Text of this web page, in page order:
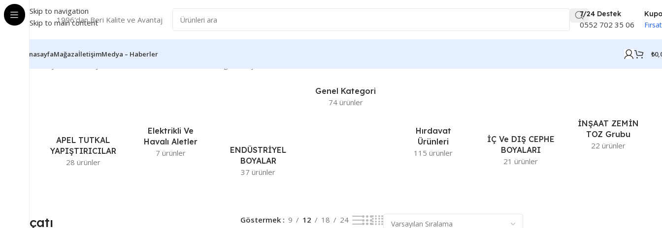
Skip to navigation
Skip to main content
1996'dan Beri Kalite ve Avantaj
7/24 Destek
0552 702 35 06
AnasayfaMağazaİletişimMedya – Haberler ₺
APEL TUTKAL
YAPIŞTIRICILAR
28 ürünler
Elektrikli Ve
Havalı Aletler
7 ürünler
ENDÜSTRİYEL
BOYALAR
37 ürünler
Genel Kategori
74 ürünler
Hırdavat
Ürünleri
115 ürünler
İÇ Ve DIŞ CEPHE
BOYALARI
21 ürünler
İNŞAAT ZEMİN
TOZ Grubu
22 ürünler
çatı Göstermek 9 12 18 24